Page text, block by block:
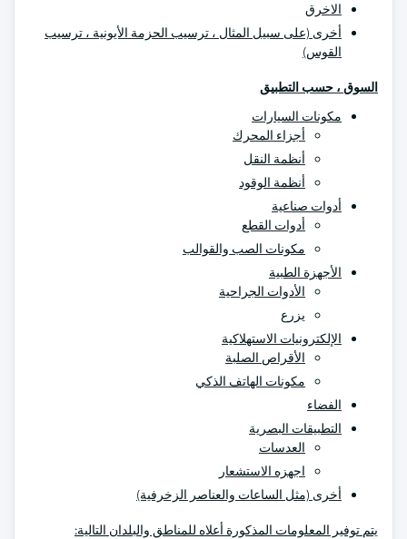
الاخرق
أخرى (على سبيل المثال ، ترسيب الحزمة الأيونية ، ترسيب
القوس)
السوق ، حسب التطبيق
مكونات السيارات
أجزاء المحرك
أنظمة النقل
أنظمة الوقود
أدوات صناعية
أدوات القطع
مكونات الصب والقوالب
الأجهزة الطبية
الأدوات الجراحية
يزرع
الإلكترونيات الاستهلاكية
الأقراص الصلبة
مكونات الهاتف الذكي
الفضاء
التطبيقات البصرية
العدسات
اجهزه الاستشعار
أخرى (مثل الساعات والعناصر الزخرفية)
يتم توفير المعلومات المذكورة أعلاه للمناطق والبلدان التالية: